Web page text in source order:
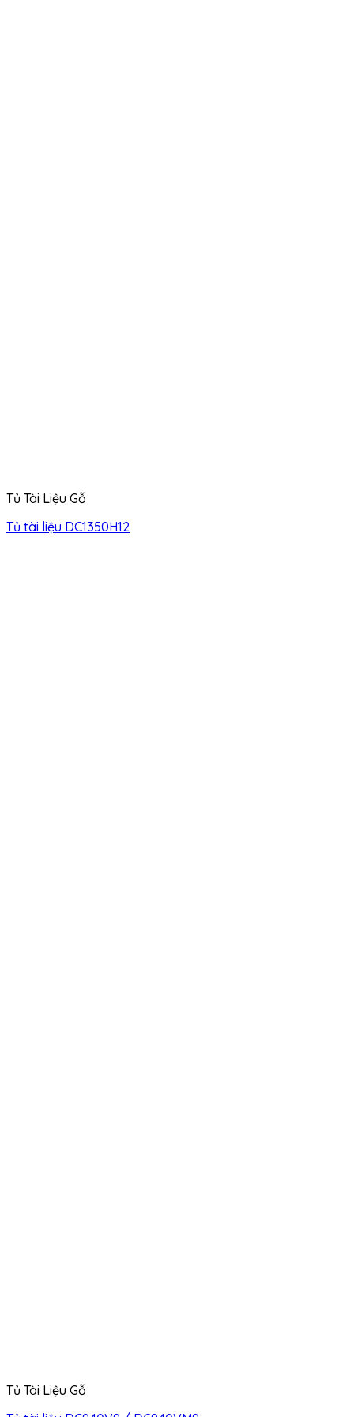
Tủ Tài Liệu Gỗ
Tủ tài liệu DC1350H12
Tủ Tài Liệu Gỗ